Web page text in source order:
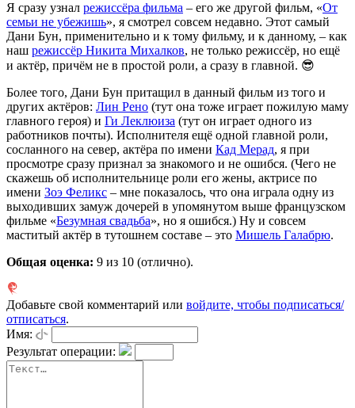
Я сразу узнал режиссёра фильма – его же другой фильм, «От
семьи не убежишь», я смотрел совсем недавно. Этот самый
Дани Бун, применительно и к тому фильму, и к данному, – как
наш режиссёр Никита Михалков, не только режиссёр, но ещё
и актёр, причём не в простой роли, а сразу в главной. 😎
Более того, Дани Бун притащил в данный фильм из того и
других актёров: Лин Рено (тут она тоже играет пожилую маму
главного героя) и Ги Леклюиза (тут он играет одного из
работников почты). Исполнителя ещё одной главной роли,
сосланного на север, актёра по имени Кад Мерад, я при
просмотре сразу признал за знакомого и не ошибся. (Чего не
скажешь об исполнительнице роли его жены, актрисе по
имени Зоэ Феликс – мне показалось, что она играла одну из
выходивших замуж дочерей в упомянутом выше французском
фильме «Безумная свадьба», но я ошибся.) Ну и совсем
маститый актёр в тутошнем составе – это Мишель Галабрю.
Общая оценка: 9 из 10 (отлично).
Добавьте свой комментарий или войдите, чтобы подписаться/
отписаться.
Имя:
Результат операции: